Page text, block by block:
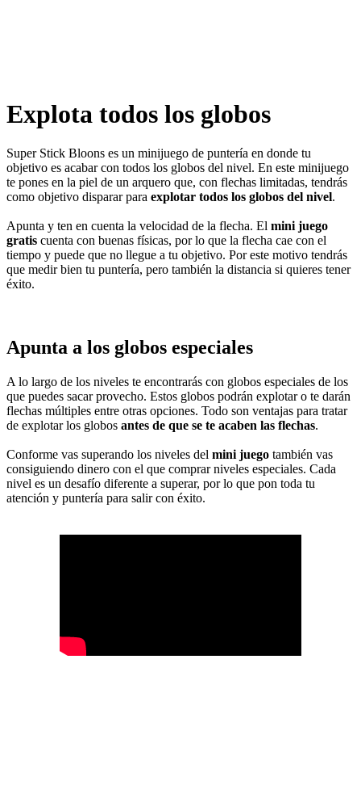
Explota todos los globos
Super Stick Bloons es un minijuego de puntería en donde tu
objetivo es acabar con todos los globos del nivel. En este minijuego
te pones en la piel de un arquero que, con flechas limitadas, tendrás
como objetivo disparar para explotar todos los globos del nivel.
Apunta y ten en cuenta la velocidad de la flecha. El mini juego
gratis cuenta con buenas físicas, por lo que la flecha cae con el
tiempo y puede que no llegue a tu objetivo. Por este motivo tendrás
que medir bien tu puntería, pero también la distancia si quieres tener
éxito.
Apunta a los globos especiales
A lo largo de los niveles te encontrarás con globos especiales de los
que puedes sacar provecho. Estos globos podrán explotar o te darán
flechas múltiples entre otras opciones. Todo son ventajas para tratar
de explotar los globos antes de que se te acaben las flechas.
Conforme vas superando los niveles del mini juego también vas
consiguiendo dinero con el que comprar niveles especiales. Cada
nivel es un desafío diferente a superar, por lo que pon toda tu
atención y puntería para salir con éxito.